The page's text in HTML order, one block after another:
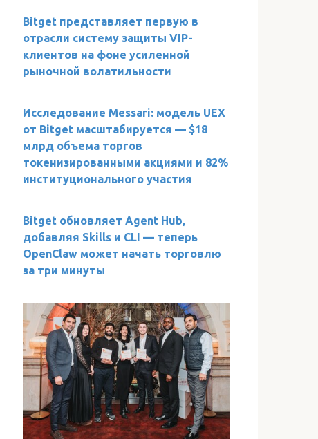
Bitget представляет первую в
отрасли систему защиты VIP-
клиентов на фоне усиленной
рыночной волатильности
Исследование Messari: модель UEX
от Bitget масштабируется — $18
млрд объема торгов
токенизированными акциями и 82%
институционального участия
Bitget обновляет Agent Hub,
добавляя Skills и CLI — теперь
OpenClaw может начать торговлю
за три минуты